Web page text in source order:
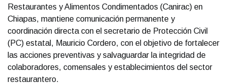
Restaurantes y Alimentos Condimentados (Canirac) en
Chiapas, mantiene comunicación permanente y
coordinación directa con el secretario de Protección Civil
(PC) estatal, Mauricio Cordero, con el objetivo de fortalecer
las acciones preventivas y salvaguardar la integridad de
colaboradores, comensales y establecimientos del sector
restaurantero.